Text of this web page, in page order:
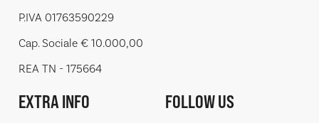
P.IVA 01763590229
Cap. Sociale € 10.000,00
REA TN - 175664
EXTRA INFO FOLLOW US